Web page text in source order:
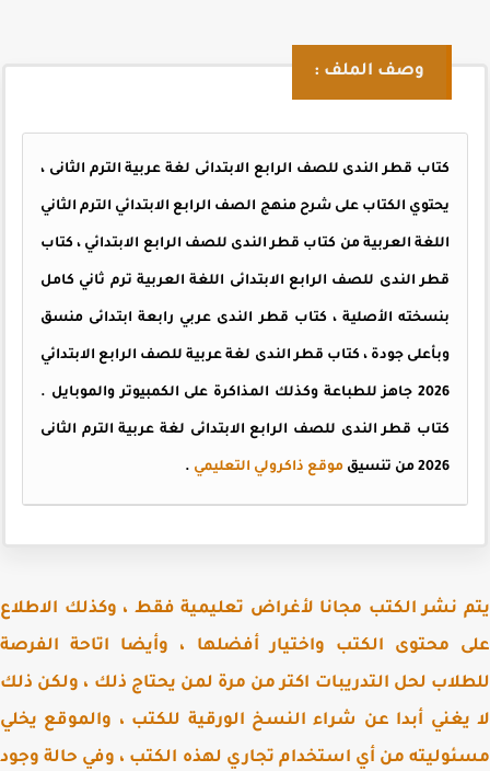
وصف الملف :
كتاب قطر الندى للصف الرابع الابتدائى لغة عربية الترم الثانى ،
يحتوي الكتاب على شرح منهج الصف الرابع الابتدائي الترم الثاني
اللغة العربية من كتاب قطر الندى للصف الرابع الابتدائي ، كتاب
قطر الندى للصف الرابع الابتدائى اللغة العربية ترم ثاني كامل
بنسخته الأصلية ، كتاب قطر الندى عربي رابعة ابتدائى منسق
وبأعلى جودة ، كتاب قطر الندى لغة عربية للصف الرابع الابتدائي
2026 جاهز للطباعة وكذلك المذاكرة على الكمبيوتر والموبايل .
كتاب قطر الندى للصف الرابع الابتدائى لغة عربية الترم الثانى
2026 من تنسيق موقع ذاكرولي التعليمي.
نشر الكتب مجانا لأغراض تعليمية فقط ، وكذلك الاطلاع
محتوى الكتب واختيار أفضلها ، وأيضا اتاحة الفرصة
لحل التدريبات اكتر من مرة لمن يحتاج ذلك ، ولكن ذلك
يغني أبدا عن شراء النسخ الورقية للكتب ، والموقع يخلي
من أي استخدام تجاري لهذه الكتب ، وفي حالة وجود